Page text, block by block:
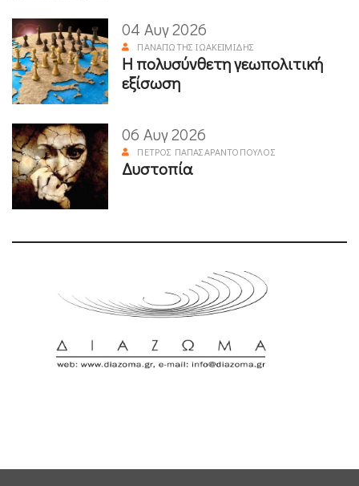
04 Αυγ 2026
ΠΑΝΑΓΙΏΤΗΣ ΙΩΑΚΕΙΜΊΔΗΣ
Η πολυσύνθετη γεωπολιτική
εξίσωση
06 Αυγ 2026
ΠΈΤΡΟΣ ΠΑΠΑΣΑΡΑΝΤΌΠΟΥΛΟΣ
Δυστοπία